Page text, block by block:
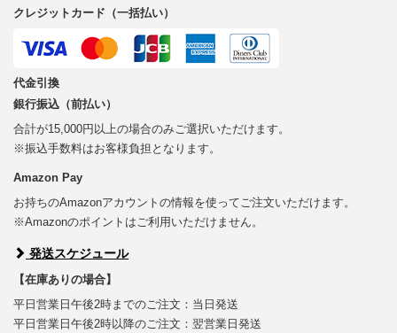
クレジットカード（一括払い）
代金引換
銀行振込（前払い）
合計が15,000円以上の場合のみご選択いただけます。
※振込手数料はお客様負担となります。
Amazon Pay
お持ちのAmazonアカウントの情報を使ってご注文いただけます。
※Amazonのポイントはご利用いただけません。
発送スケジュール
【在庫ありの場合】
平日営業日午後2時までのご注文：当日発送
平日営業日午後2時以降のご注文：翌営業日発送